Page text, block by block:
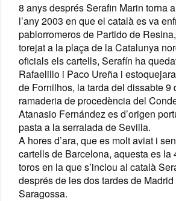
8 anys després Serafin Marin torna
l’any 2003 en que el català es va
pablorromeros de Partido de
torejat a la plaça de la Catalunya
oficials els cartells, Serafín ha
Rafaelillo i Paco Ureña i
de Fornilhos, la tarda del dissabte 9
ramaderia de procedència del
Atanasio Fernández es d’origen
pasta a la serralada de Sevilla.
A hores d’ara, que es molt aviat i
cartells de Barcelona, aquesta es la
toros en la que s’inclou al català
després de les dos tardes de
Saragossa.